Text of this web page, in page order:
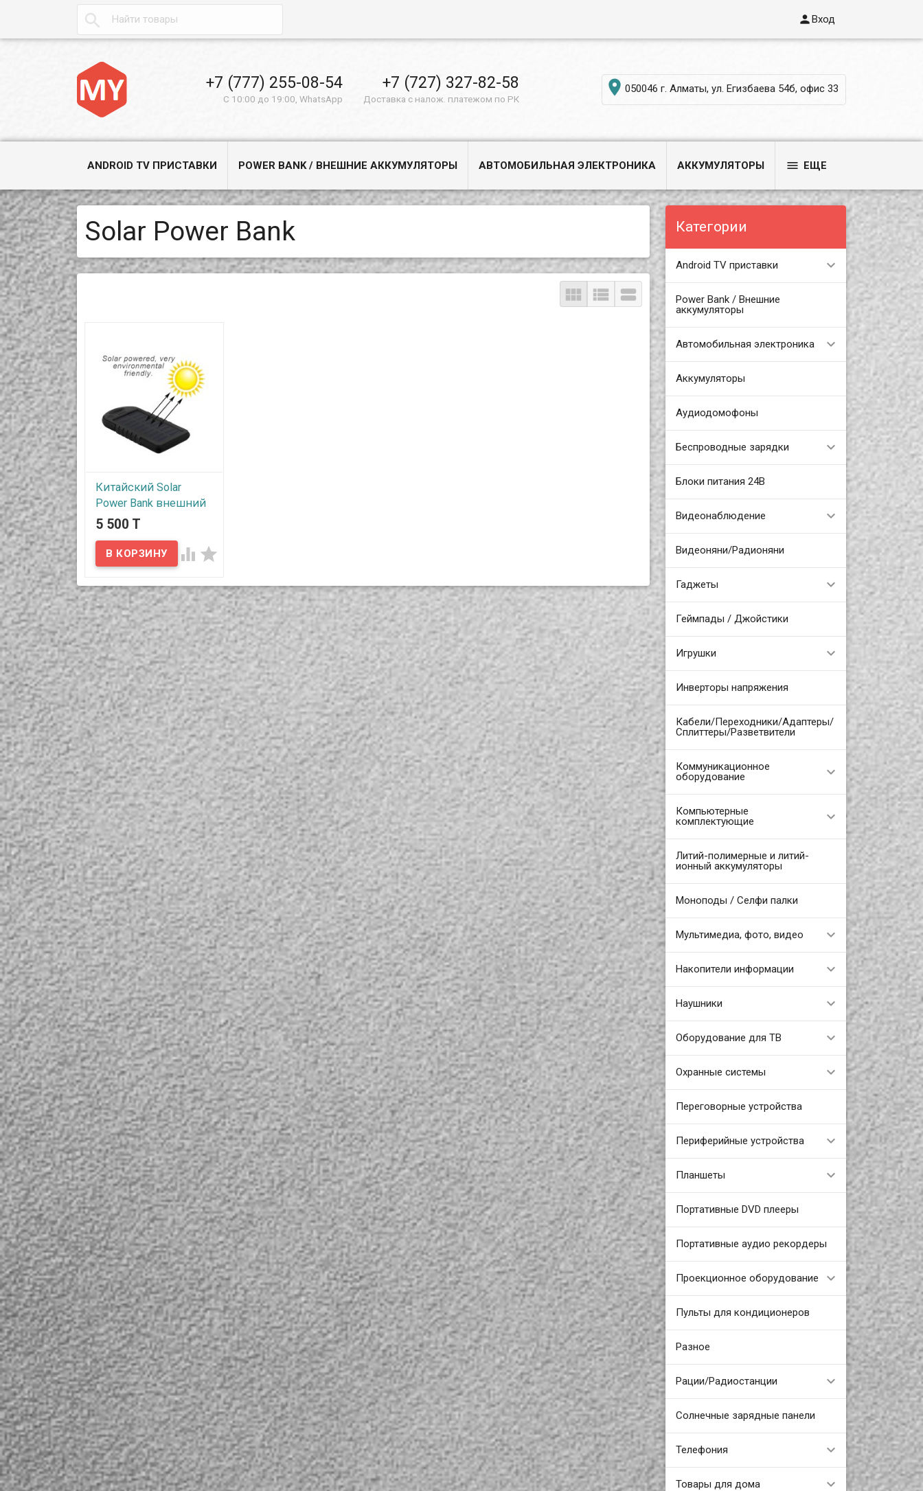
 Вход
+7 (777) 255-08-54
С 10:00 до 19:00, WhatsApp
+7 (727) 327-82-58
Доставка с налож. платежом по РК
 050046 г. Алматы, ул. Егизбаева 54б, офис 33
ANDROID TV ПРИСТАВКИ POWER BANK / ВНЕШНИЕ АККУМУЛЯТОРЫ АВТОМОБИЛЬНАЯ ЭЛЕКТРОНИКА АККУМУЛЯТОРЫ  ЕЩЕ
Категории
Android TV приставки
Power Bank / Внешние
аккумуляторы
Автомобильная электроника
Аккумуляторы
Аудиодомофоны
Беспроводные зарядки
Блоки питания 24В
Видеонаблюдение
Видеоняни/Радионяни
Гаджеты
Геймпады / Джойстики
Игрушки
Инверторы напряжения
Кабели/Переходники/Адаптеры/
Сплиттеры/Разветвители
Коммуникационное
оборудование
Компьютерные
комплектующие
Литий-полимерные и литий-
ионный аккумуляторы
Моноподы / Селфи палки
Мультимедиа, фото, видео
Накопители информации
Наушники
Оборудование для ТВ
Охранные системы
Переговорные устройства
Периферийные устройства
Планшеты
Портативные DVD плееры
Портативные аудио рекордеры
Проекционное оборудование
Пульты для кондиционеров
Разное
Рации/Радиостанции
Солнечные зарядные панели
Телефония
Товары для дома
Solar Power Bank
  
Китайский Solar
Power Bank внешний
аккумулятор с
и мощным LED
фонарем из 20 LED
заявленной
емкостью 20000mAh,
ID201A
В наличии
Заряжайся от любого
источника света с
помощью универсального
Power Bank на солнечных
батареях, который вы
можете купить в нашем
магазине. Этот стильный
гаджет не оставит
равнодушным особенно
любителей походов,
путешествий, рыбаков и
охотников. Ведь кроме
возможности зарядки от
солнечного света,
устройство имеет
большой, мощный led
фонарик, занимающий всю
боковую площадь Power
Bank-ка.....
5 500 T
 